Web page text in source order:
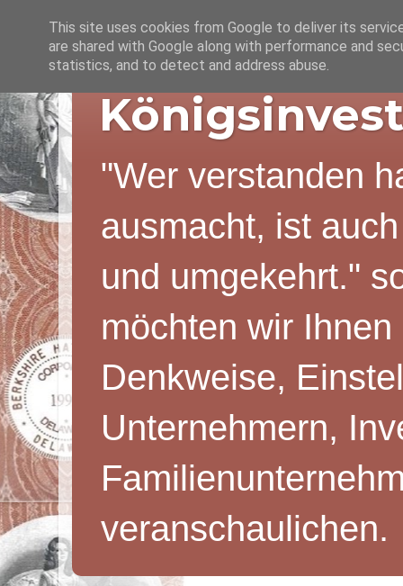
"Wer verstanden
ausmacht, ist
und umgekehrt."
möchten wir
Denkweise,
Unternehmern,
veranschaulichen.
This site uses cookies from Google to deliver its
are shared with Google along with performance and
statistics, and to detect and address abuse.